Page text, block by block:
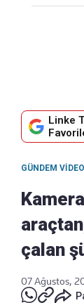
Linke
GÜNDEM
çalan
07 Ağustos,